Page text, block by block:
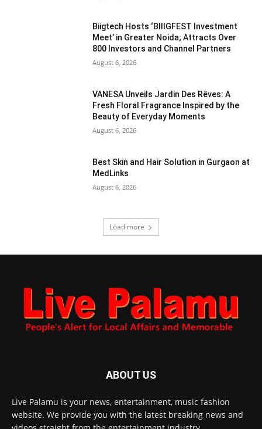
Biigtech Hosts ‘BIIIGFEST Investment
Meet’ in Greater Noida; Attracts Over
800 Investors and Channel Partners
August 6, 2026
VANESA Unveils Jardin Des Rêves: A
Fresh Floral Fragrance Inspired by the
Beauty of Everyday Moments
August 6, 2026
Best Skin and Hair Solution in Gurgaon at
MedLinks
August 6, 2026
Load more
ABOUT US
Live Palamu is your news, entertainment, music fashion
website. We provide you with the latest breaking news and